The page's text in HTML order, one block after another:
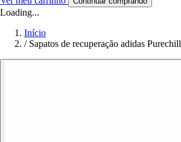
Loading...
Início
/ Sapatos de recuperação adidas Purechill